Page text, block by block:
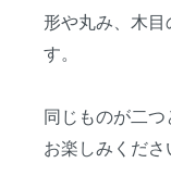
形や丸み、木
す。
同じものが二
お楽しみくださ